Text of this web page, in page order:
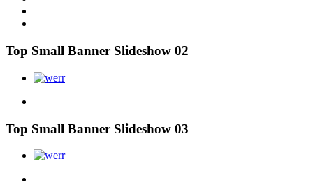
Top Small Banner Slideshow 02
Top Small Banner Slideshow 03